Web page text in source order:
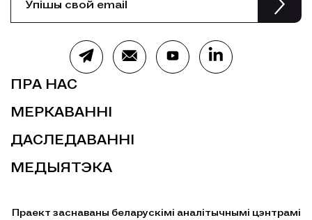
ПРА НАС
МЕРКАВАННІ
ДАСЛЕДАВАННІ
МЕДЫЯТЭКА
Праект заснаваны беларускімі аналітычнымі цэнтрамі